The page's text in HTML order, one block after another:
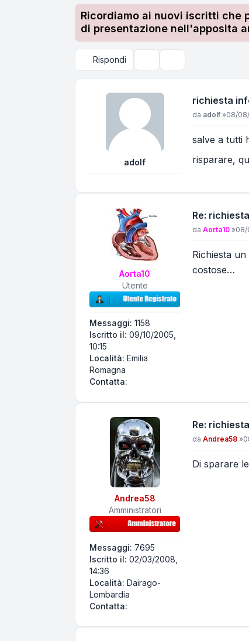
Ricordiamo ai nuovi iscritti che
di presentazione nell'apposita
Rispondi
adolf
richiesta
Messaggio
da adolf »08/
salve a tutti
risparare,
Aorta10
Utente
Messaggi: 1158
Iscritto il: 09/10/2005,
10:15
Località: Emilia
Romagna
Contatta:
Re:
Messaggio
da Aorta10 »08/
Richiesta
costose…
Andrea58
Amministratori
Messaggi: 7695
Iscritto il: 02/03/2008,
14:36
Località: Dairago-
Lombardia
Contatta:
Re:
Messaggio
da Andrea58 »
Di sparare